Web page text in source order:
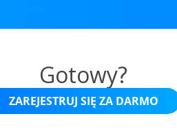
Gotowy?
ZAREJESTRUJ SIĘ ZA DARMO